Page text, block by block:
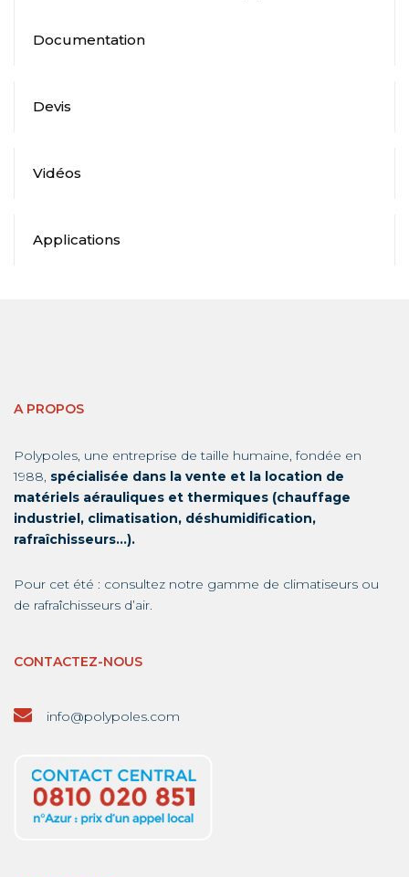
Documentation
Devis
Vidéos
Applications
A PROPOS
Polypoles, une entreprise de taille humaine, fondée en
1988, spécialisée dans la vente et la location de
matériels aérauliques et thermiques (chauffage
industriel, climatisation, déshumidification,
rafraîchisseurs…).
Pour cet été : consultez notre gamme de climatiseurs ou
de rafraîchisseurs d’air.
CONTACTEZ-NOUS
info@polypoles.com